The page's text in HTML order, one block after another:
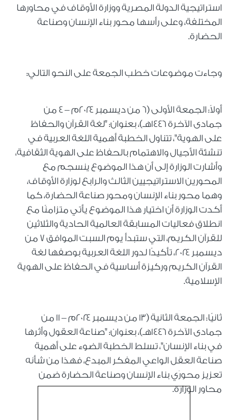
استراتيجية الدولة المصرية ووزارة الأوقاف في محاورها
المختلفة، وعلى رأسها محور بناء الإنسان وصناعة
الحضارة.
وجاءت موضوعات خطب الجمعة على النحو التالي:
أولاً: الجمعة الأولى (٦ من ديسمبر ٢٠٢٤م – ٤ من
جمادى الآخرة ١٤٤٦هـ)، بعنوان: "لغة القرآن والحفاظ
على الهوية"، تتناول الخطبة أهمية اللغة العربية في
تنشئة الأجيال والاهتمام بالحفاظ على الهوية الثقافية،
وأشارت الوزارة إلى أن هذا الموضوع ينسجم مع
المحورين الاستراتيجيين الثالث والرابع لوزارة الأوقاف،
وهما محور بناء الإنسان ومحور صناعة الحضارة، كما
أكدت الوزارة أن اختيار هذا الموضوع يأتي متزامنًا مع
انطلاق فعاليات المسابقة العالمية الحادية والثلاثين
للقرآن الكريم، التي ستبدأ يوم السبت الموافق ٧ من
ديسمبر ٢٠٢٤، تأكيدًا لدور اللغة العربية بوصفها لغة
القرآن الكريم وركيزة أساسية في الحفاظ على الهوية
الإسلامية.
ثانيًا: الجمعة الثانية (١٣ من ديسمبر ٢٠٢٤م – ١١ من
جمادى الآخرة ١٤٤٦هـ)، بعنوان: "صناعة العقول وأثرها
في بناء الإنسان"، تسلط الخطبة الضوء على أهمية
صناعة العقل الواعي المفكر المبدع، فهذا من شأنه
تعزيز محورَي بناء الإنسان وصناعة الحضارة ضمن
محاور الوزارة.